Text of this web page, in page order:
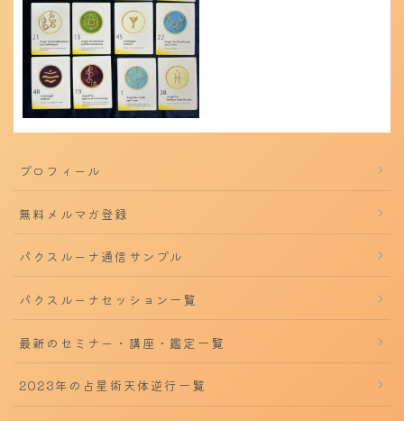
プロフィール
無料メルマガ登録
パクスルーナ通信サンプル
パクスルーナセッション一覧
最新のセミナー・講座・鑑定一覧
2023年の占星術天体逆行一覧